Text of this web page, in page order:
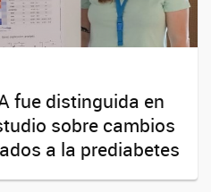
fue distinguida en
sobre cambios
a la prediabetes